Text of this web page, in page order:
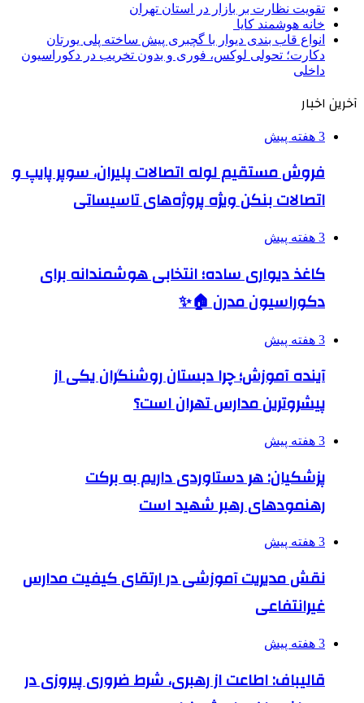
تقویت نظارت بر بازار در استان تهران
خانه هوشمند کایا
انواع قاب بندی دیوار با گچبری پیش ساخته پلی یورتان
دکارت؛ تحولی لوکس، فوری و بدون تخریب در دکوراسیون
داخلی
آخرین اخبار
3 هفته پیش
فروش مستقیم لوله اتصالات پلیران، سوپر پایپ و
اتصالات بنکن ویژه پروژه‌های تاسیساتی
3 هفته پیش
کاغذ دیواری ساده؛ انتخابی هوشمندانه برای
دکوراسیون مدرن 🏠✨
3 هفته پیش
آینده آموزش؛ چرا دبستان روشنگران یکی از
پیشروترین مدارس تهران است؟
3 هفته پیش
پزشکیان: هر دستاوردی داریم به برکت
رهنمودهای رهبر شهید است
3 هفته پیش
نقش مدیریت آموزشی در ارتقای کیفیت مدارس
غیرانتفاعی
3 هفته پیش
قالیباف: اطاعت از رهبری، شرط ضروری پیروزی در